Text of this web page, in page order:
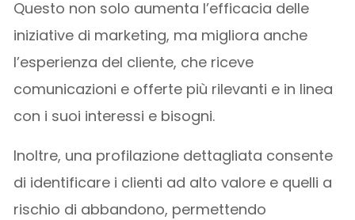
Questo non solo aumenta l’efficacia delle
iniziative di marketing, ma migliora anche
l’esperienza del cliente, che riceve
comunicazioni e offerte più rilevanti e in linea
con i suoi interessi e bisogni.
Inoltre, una profilazione dettagliata consente
di identificare i clienti ad alto valore e quelli a
rischio di abbandono, permettendo